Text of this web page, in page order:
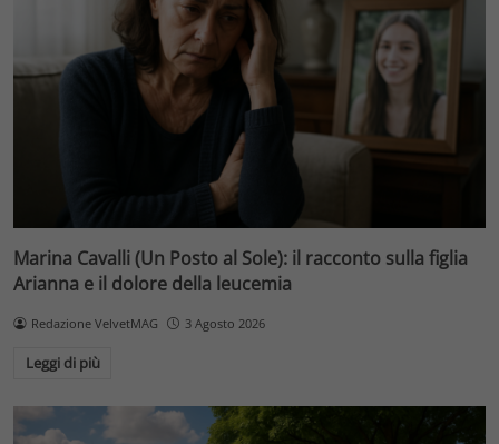
Marina Cavalli (Un Posto al Sole): il racconto sulla figlia
Arianna e il dolore della leucemia
Redazione VelvetMAG 3 Agosto 2026
Leggi di più